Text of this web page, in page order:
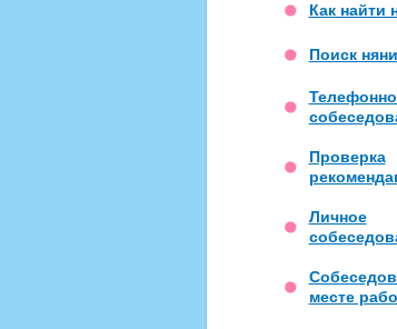
Как найти
Поиск няни
Проверка
Личное
месте